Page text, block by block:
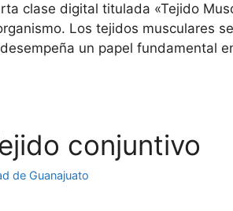
clase digital titulada «Tejido
Los tejidos musculares
un papel fundamental
conjuntivo
de Guanajuato